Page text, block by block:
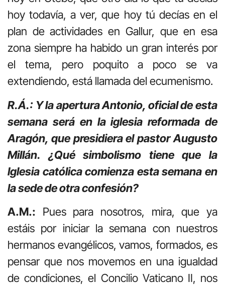
hoy todavía, a ver, que hoy tú decías en el
plan de actividades en Gallur, que en esa
zona siempre ha habido un gran interés por
el tema, pero poquito a poco se va
extendiendo, está llamada del ecumenismo.
R.Á.: Y la apertura Antonio, oficial de esta
semana será en la iglesia reformada de
Aragón, que presidiera el pastor Augusto
Millán. ¿Qué simbolismo tiene que la
Iglesia católica comienza esta semana en
la sede de otra confesión?
A.M.: Pues para nosotros, mira, que ya
estáis por iniciar la semana con nuestros
hermanos evangélicos, vamos, formados, es
pensar que nos movemos en una igualdad
de condiciones, el Concilio Vaticano II, nos